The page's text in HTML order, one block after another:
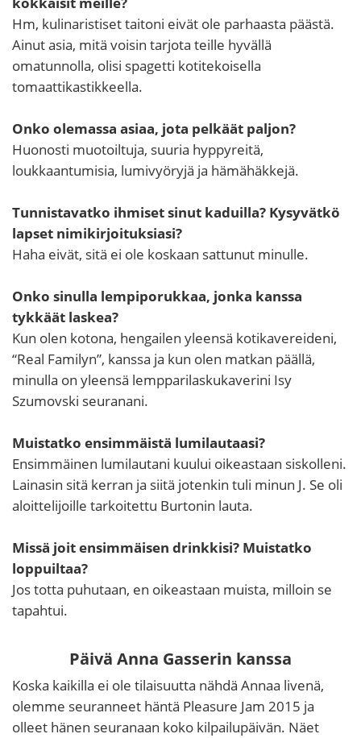
Hm, kulinaristiset taitoni eivät ole parhaasta päästä.
Ainut asia, mitä voisin tarjota teille hyvällä
omatunnolla, olisi spagetti kotitekoisella
tomaattikastikkeella.
Onko olemassa asiaa, jota pelkäät paljon?
Huonosti muotoiltuja, suuria hyppyreitä,
loukkaantumisia, lumivyöryjä ja hämähäkkejä.
Tunnistavatko ihmiset sinut kaduilla? Kysyvätkö
lapset nimikirjoituksiasi?
Haha eivät, sitä ei ole koskaan sattunut minulle.
Onko sinulla lempiporukkaa, jonka kanssa
tykkäät laskea?
Kun olen kotona, hengailen yleensä kotikavereideni,
“Real Familyn”, kanssa ja kun olen matkan päällä,
minulla on yleensä lempparilaskukaverini Isy
Szumovski seuranani.
Muistatko ensimmäistä lumilautaasi?
Ensimmäinen lumilautani kuului oikeastaan siskolleni.
Lainasin sitä kerran ja siitä jotenkin tuli minun J. Se oli
aloittelijoille tarkoitettu Burtonin lauta.
Missä joit ensimmäisen drinkkisi? Muistatko
loppuiltaa?
Jos totta puhutaan, en oikeastaan muista, milloin se
tapahtui.
Päivä Anna Gasserin kanssa
Koska kaikilla ei ole tilaisuutta nähdä Annaa livenä,
olemme seuranneet häntä Pleasure Jam 2015 ja
olleet hänen seuranaan koko kilpailupäivän. Näet